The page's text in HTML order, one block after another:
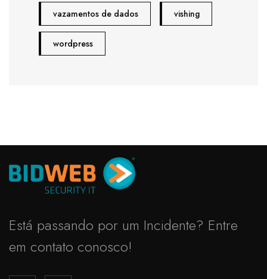
vazamentos de dados vishing
wordpress
Está passando por um Incidente? Entre
em contato conosco!